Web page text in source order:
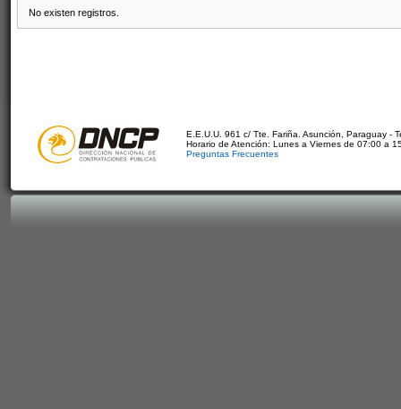
No existen registros.
E.E.U.U. 961 c/ Tte. Fariña. Asunción, Paraguay -
Horario de Atención: Lunes a Viernes de 07:00 a
Preguntas Frecuentes